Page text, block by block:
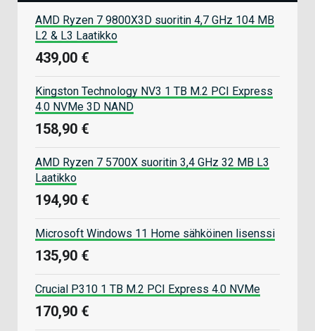
AMD Ryzen 7 9800X3D suoritin 4,7 GHz 104 MB
L2 & L3 Laatikko
439,00 €
Kingston Technology NV3 1 TB M.2 PCI Express
4.0 NVMe 3D NAND
158,90 €
AMD Ryzen 7 5700X suoritin 3,4 GHz 32 MB L3
Laatikko
194,90 €
Microsoft Windows 11 Home sähköinen lisenssi
135,90 €
Crucial P310 1 TB M.2 PCI Express 4.0 NVMe
170,90 €